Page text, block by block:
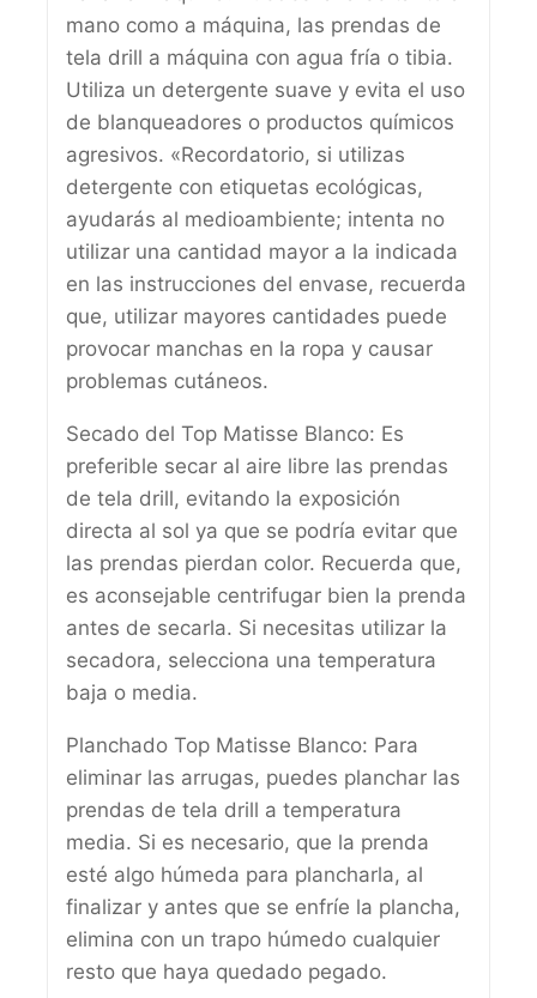
mano como a máquina, las prendas de
tela drill a máquina con agua fría o tibia.
Utiliza un detergente suave y evita el uso
de blanqueadores o productos químicos
agresivos. «Recordatorio, si utilizas
detergente con etiquetas ecológicas,
ayudarás al medioambiente; intenta no
utilizar una cantidad mayor a la indicada
en las instrucciones del envase, recuerda
que, utilizar mayores cantidades puede
provocar manchas en la ropa y causar
problemas cutáneos.
Secado del Top Matisse Blanco: Es
preferible secar al aire libre las prendas
de tela drill, evitando la exposición
directa al sol ya que se podría evitar que
las prendas pierdan color. Recuerda que,
es aconsejable centrifugar bien la prenda
antes de secarla. Si necesitas utilizar la
secadora, selecciona una temperatura
baja o media.
Planchado Top Matisse Blanco: Para
eliminar las arrugas, puedes planchar las
prendas de tela drill a temperatura
media. Si es necesario, que la prenda
esté algo húmeda para plancharla, al
finalizar y antes que se enfríe la plancha,
elimina con un trapo húmedo cualquier
resto que haya quedado pegado.